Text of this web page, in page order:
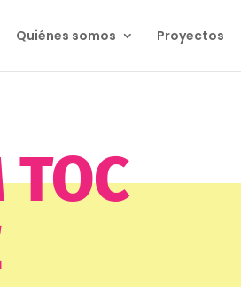
Quiénes somos Proyectos
TOC